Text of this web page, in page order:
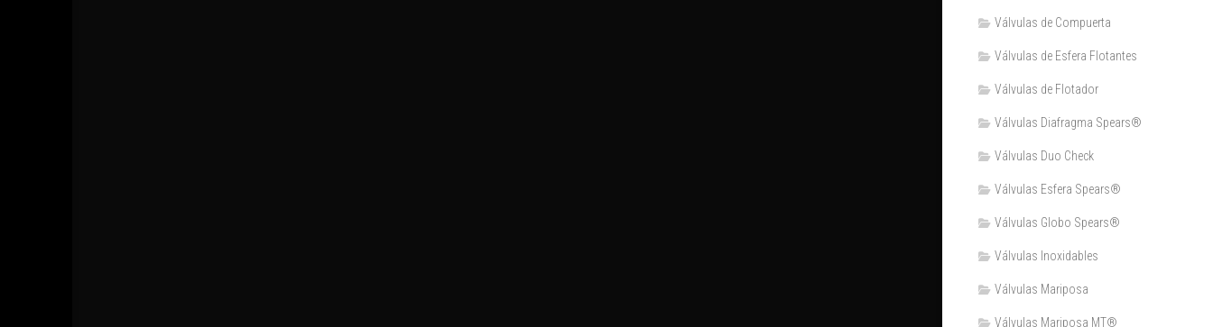
Válvulas de Compuerta
Válvulas de Esfera Flotantes
Válvulas de Flotador
Válvulas Diafragma Spears®️
Válvulas Duo Check
Válvulas Esfera Spears®
Válvulas Globo Spears®
Válvulas Inoxidables
Válvulas Mariposa
Válvulas Mariposa MT®